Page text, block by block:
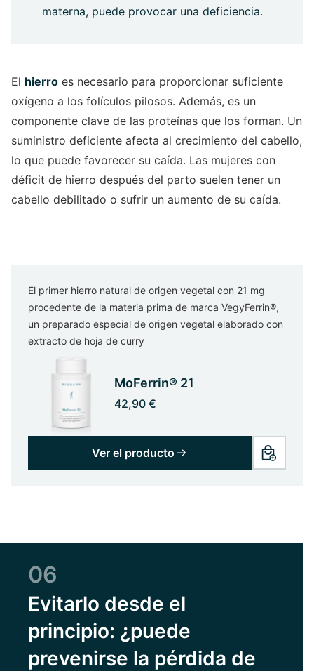
materna, puede provocar una deficiencia.
El hierro es necesario para proporcionar suficiente
oxígeno a los folículos pilosos. Además, es un
componente clave de las proteínas que los forman. Un
suministro deficiente afecta al crecimiento del cabello,
lo que puede favorecer su caída. Las mujeres con
déficit de hierro después del parto suelen tener un
cabello debilitado o sufrir un aumento de su caída.
El primer hierro natural de origen vegetal con 21 mg
procedente de la materia prima de marca VegyFerrin®,
un preparado especial de origen vegetal elaborado con
extracto de hoja de curry
MoFerrin® 21
42,90 €
Ver el producto
06
Evitarlo desde el
principio: ¿puede
prevenirse la pérdida de